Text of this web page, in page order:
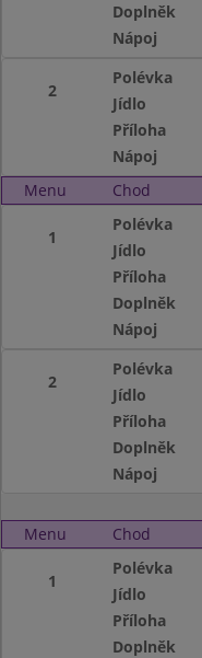
Doplněk
Nápoj
2
Polévka
Jídlo
Příloha
Nápoj
Menu
Chod
1
Polévka
Jídlo
Příloha
Doplněk
Nápoj
2
Polévka
Jídlo
Příloha
Doplněk
Nápoj
Menu Chod
1
Polévka
Jídlo
Příloha
Doplněk